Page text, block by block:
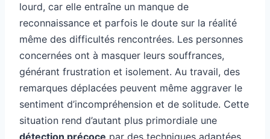
lourd, car elle entraîne un manque de
reconnaissance et parfois le doute sur la réalité
même des difficultés rencontrées. Les personnes
concernées ont à masquer leurs souffrances,
générant frustration et isolement. Au travail, des
remarques déplacées peuvent même aggraver le
sentiment d’incompréhension et de solitude. Cette
situation rend d’autant plus primordiale une